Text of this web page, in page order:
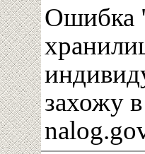
Ошибка
захожу